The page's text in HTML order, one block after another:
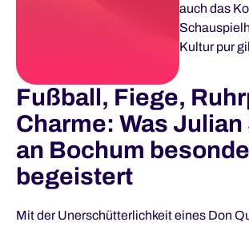
auch das
Kultur pur
Fußball, Fiege,
Charme: Was
an Bochum
begeistert
Mit der Unerschütterlichkeit eines Don